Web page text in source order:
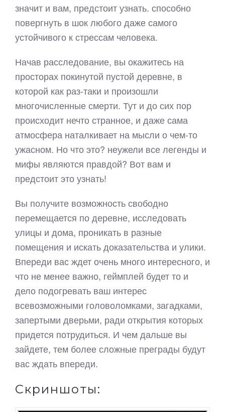
значит и вам, предстоит узнать. способно
повергнуть в шок любого даже самого
устойчивого к стрессам человека.
Начав расследование, вы окажитесь на
просторах покинутой пустой деревне, в
которой как раз-таки и произошли
многочисленные смерти. Тут и до сих пор
происходит нечто странное, и даже сама
атмосфера наталкивает на мысли о чем-то
ужасном. Но что это? неужели все легенды и
мифы являются правдой? Вот вам и
предстоит это узнать!
Вы получите возможность свободно
перемещается по деревне, исследовать
улицы и дома, проникать в разные
помещения и искать доказательства и улики.
Впереди вас ждет очень много интересного, и
что не менее важно, геймплей будет то и
дело подогревать ваш интерес
всевозможными головоломками, загадками,
запертыми дверьми, ради открытия которых
придется потрудиться. И чем дальше вы
зайдете, тем более сложные преграды будут
вас ждать впереди.
Скриншоты: